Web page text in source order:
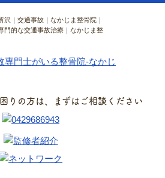
｜交通事故｜なかじま整骨院｜
門的な交通事故治療｜なかじま整
りの方は、まずはご相談ください